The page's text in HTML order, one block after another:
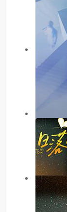
主演：
hd
债途囧事
主演：
看得见
主演：
8.0分 更
因为是